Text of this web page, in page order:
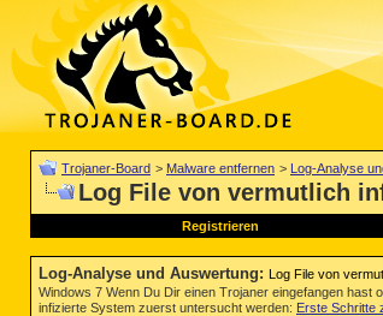
Trojaner-Board > Malware entfernen > Log-Analyse
Log File von vermutlich
Registrieren
Log-Analyse und Auswertung: Log File von
Windows 7 Wenn Du Dir einen Trojaner eingefangen
infizierte System zuerst untersucht werden: Erste Schritte